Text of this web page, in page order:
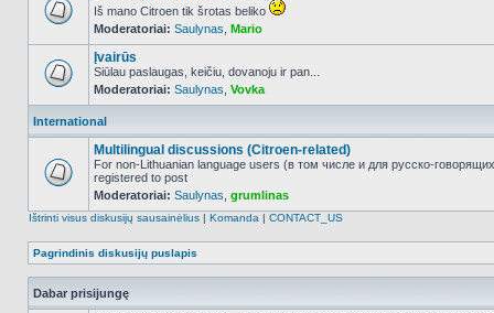
NO_UNREAD_POSTS
Iš mano Citroen tik šrotas beliko
Moderatoriai: Saulynas Mario
NO_UNREAD_POSTS
Įvairūs
Siūlau paslaugas, keičiu, dovanoju ir pan...
Moderatoriai: Saulynas Vovka
International
NO_UNREAD_POSTS
Multilingual discussions (Citroen-related)
For non-Lithuanian language users (в том числе и для русско-
registered to post
Moderatoriai: Saulynas grumlinas
Ištrinti visus diskusijų sausainėlius | Komanda | CONTACT_US
Pagrindinis diskusijų puslapis
Dabar prisijungę